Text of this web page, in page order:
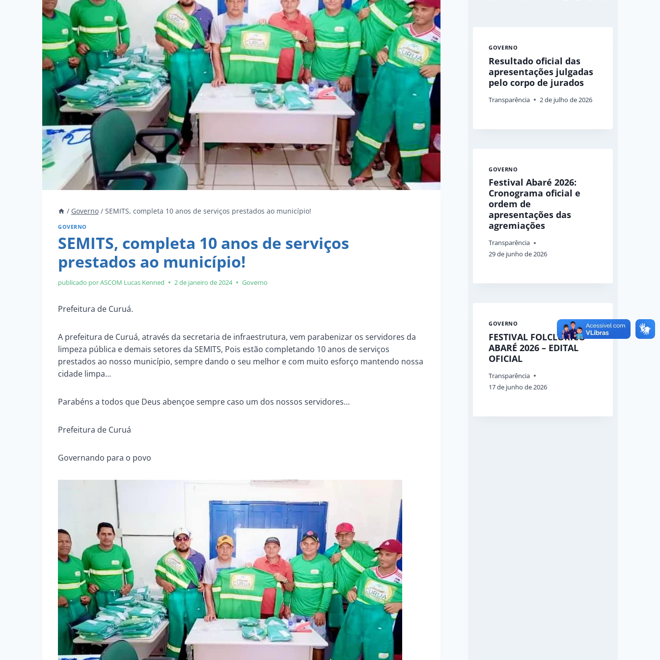
/ Governo / SEMITS, completa 10 anos de serviços prestados ao município!
GOVERNO
SEMITS, completa 10 anos de serviços
prestados ao município!
publicado por ASCOM Lucas Kenned 2 de janeiro de 2024 Governo
Prefeitura de Curuá.
A prefeitura de Curuá, através da secretaria de infraestrutura, vem parabenizar os servidores da
limpeza pública e demais setores da SEMITS, Pois estão completando 10 anos de serviços
prestados ao nosso município, sempre dando o seu melhor e com muito esforço mantendo nossa
cidade limpa…
Parabéns a todos que Deus abençoe sempre caso um dos nossos servidores…
Prefeitura de Curuá
Governando para o povo
GOVERNO
Resultado oficial das
apresentações julgadas
pelo corpo de jurados
Transparência 2 de julho de 2026
GOVERNO
Festival Abaré 2026:
Cronograma oficial e
ordem de
apresentações das
agremiações
Transparência
29 de junho de 2026
GOVERNO
FESTIVAL FOLCLÓRICO
ABARÉ 2026 – EDITAL
OFICIAL
Transparência
17 de junho de 2026